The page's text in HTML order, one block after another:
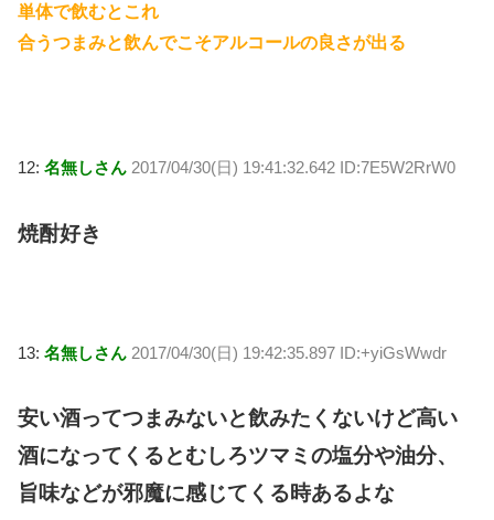
単体で飲むとこれ
合うつまみと飲んでこそアルコールの良さが出る
12: 名無しさん 2017/04/30(日) 19:41:32.642 ID:7E5W2RrW0
焼酎好き
13: 名無しさん 2017/04/30(日) 19:42:35.897 ID:+yiGsWwdr
安い酒ってつまみないと飲みたくないけど高い
酒になってくるとむしろツマミの塩分や油分、
旨味などが邪魔に感じてくる時あるよな